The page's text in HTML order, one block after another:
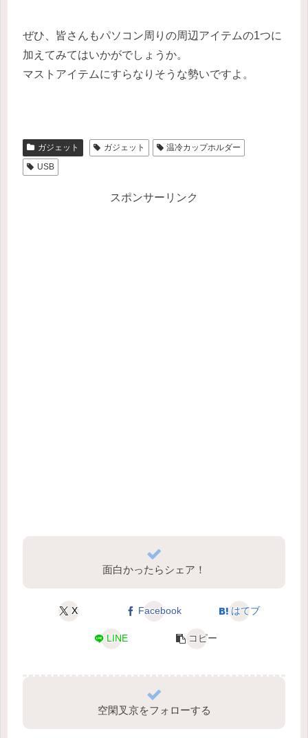
ぜひ、皆さんもパソコン周りの周辺アイテムの1つに
加えてみてはいかがでしょうか。
マストアイテムにすらなりそうな勢いですよ。
ガジェット ガジェット
温冷カップホルダー
USB
スポンサーリンク
面白かったらシェア！
X Facebook はてブ
LINE コピー
空閑叉京をフォローする